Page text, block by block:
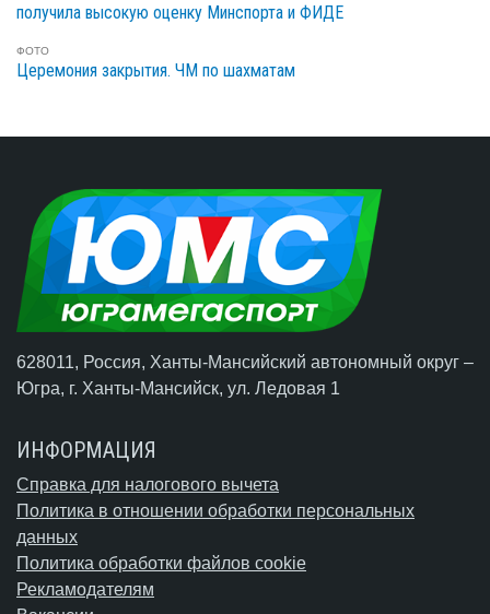
получила высокую оценку Минспорта и ФИДЕ
ФОТО
Церемония закрытия. ЧМ по шахматам
628011, Россия, Ханты-Мансийский автономный округ –
Югра, г. Ханты-Мансийск, ул. Ледовая 1
ИНФОРМАЦИЯ
Справка для налогового вычета
Политика в отношении обработки персональных
данных
Политика обработки файлов cookie
Рекламодателям